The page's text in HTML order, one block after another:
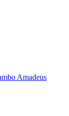
Amadeus